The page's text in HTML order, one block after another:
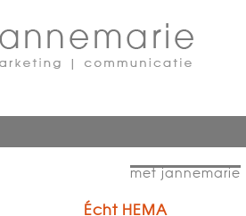
met jannemarie
Écht HEMA